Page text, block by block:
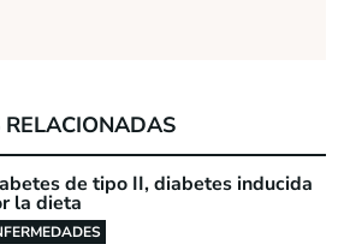
de tipo II, diabetes inducida
la dieta